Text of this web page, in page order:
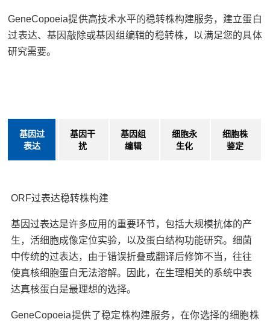
GeneCopoeia提供高技术水平的稳转株构建服务，建立蛋白
过表达、基因敲除或基因组编辑的稳转株，以满足您的具体
研究需要。
基因过
表达
基因干
扰
基因组
编辑
细胞永
生化
细胞株
鉴定
ORF过表达稳转株构建
基因过表达是许多应用的重要环节，包括大规模抗体的产
生，活细胞成像定位实验，以及蛋白结构功能研究。细菌
中传统的过表达，由于错误折叠或翻译后修饰不当，往往
使真核细胞蛋白无法溶解。因此，在生理相关的系统中表
达真核蛋白是最理想的选择。
GeneCopoeia提供了稳定株构建服务，在你选择的细胞株